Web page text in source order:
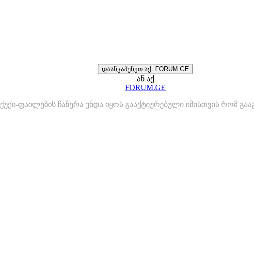
დააწკაპუნეთ აქ: FORUM.GE
ან აქ
FORUM.GE
ქუქი-ფაილების ჩაწერა უნდა იყოს გააქტიურებული იმისთვის რომ